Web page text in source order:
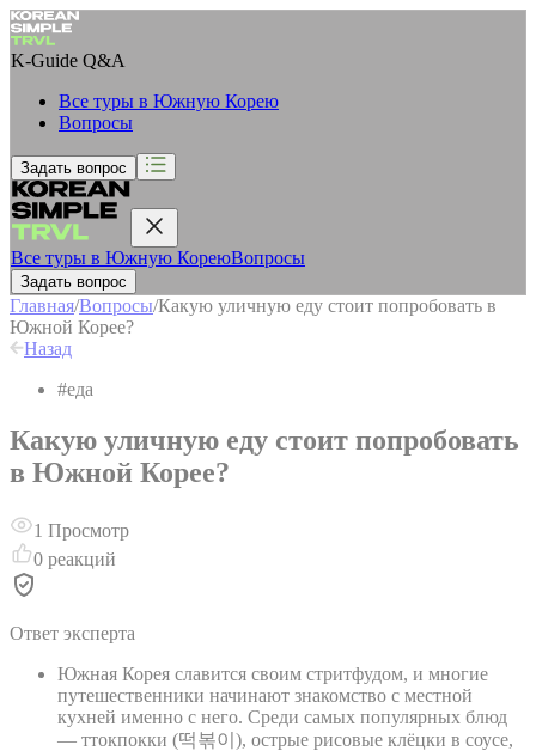
K-Guide Q&A
Все туры в Южную Корею
Вопросы
Задать вопрос
Все туры в Южную КореюВопросы
Задать вопрос
Главная/Вопросы/Какую уличную еду стоит попробовать в
Южной Корее?
Назад
#еда
Какую уличную еду стоит попробовать
в Южной Корее?
1 Просмотр
0 реакций
Ответ эксперта
Южная Корея славится своим стритфудом, и многие
путешественники начинают знакомство с местной
кухней именно с него. Среди самых популярных блюд
— ттокпокки (떡볶이), острые рисовые клёцки в соусе,